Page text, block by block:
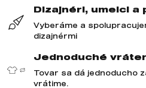
Dizajnéri, umelci a
Vyberáme a
dizajnérmi
Jednoduché
Tovar sa dá jednoducho
vrátime.